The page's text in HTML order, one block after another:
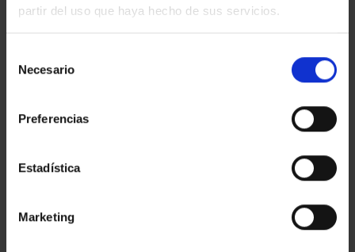
partir del uso que haya hecho de sus servicios.
Necesario
Preferencias
Estadística
Marketing
tanto es así que parte de nuestra producción la
realizamos de manera artesanal, sin la utilización de
nuestros productos son biodegradables.